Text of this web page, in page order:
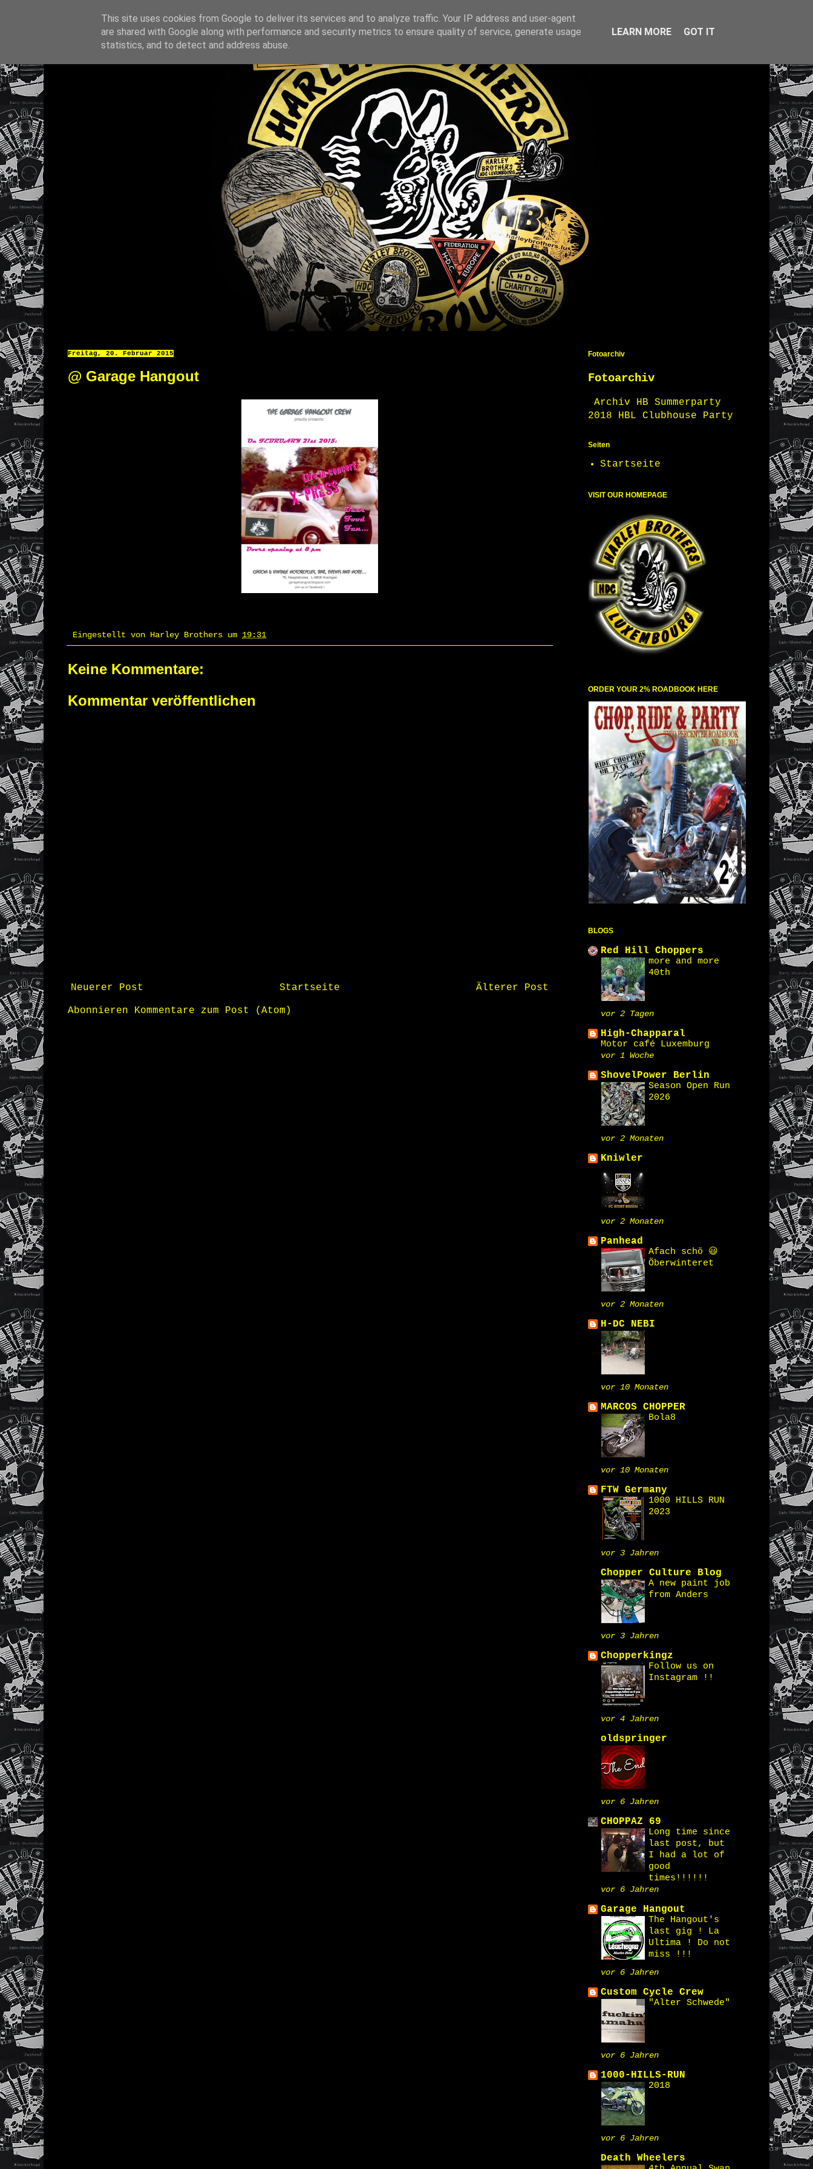
Freitag, 20. Februar 2015
@ Garage Hangout
Eingestellt von Harley Brothers um 19:31
Keine Kommentare:
Kommentar veröffentlichen
Neuerer Post Älterer Post
Startseite
Abonnieren Kommentare zum Post (Atom)
Fotoarchiv
Fotoarchiv
Archiv HB Summerparty
2018 HBL Clubhouse Party
Seiten
Startseite
VISIT OUR HOMEPAGE
ORDER YOUR 2% ROADBOOK HERE
BLOGS
Red Hill Choppers
more and more
40th
vor 2 Tagen
High-Chapparal
Motor café Luxemburg
vor 1 Woche
ShovelPower Berlin
Season Open Run
2026
vor 2 Monaten
Kniwler
vor 2 Monaten
Panhead
Afach schö 😃
Öberwinteret
vor 2 Monaten
H-DC NEBI
vor 10 Monaten
MARCOS CHOPPER
Bola8
vor 10 Monaten
FTW Germany
1000 HILLS RUN
2023
vor 3 Jahren
Chopper Culture Blog
A new paint job
from Anders
vor 3 Jahren
Chopperkingz
Follow us on
Instagram !!
vor 4 Jahren
oldspringer
vor 6 Jahren
CHOPPAZ 69
Long time since
last post, but
I had a lot of
good
times!!!!!!
vor 6 Jahren
Garage Hangout
The Hangout's
last gig ! La
Ultima ! Do not
miss !!!
vor 6 Jahren
Custom Cycle Crew
"Alter Schwede"
vor 6 Jahren
1000-HILLS-RUN
2018
vor 6 Jahren
Death Wheelers
This site uses cookies from Google to deliver its services and to analyze traffic. Your IP address and user-agent
are shared with Google along with performance and security metrics to ensure quality of service, generate usage
statistics, and to detect and address abuse.
LEARN MORE GOT IT